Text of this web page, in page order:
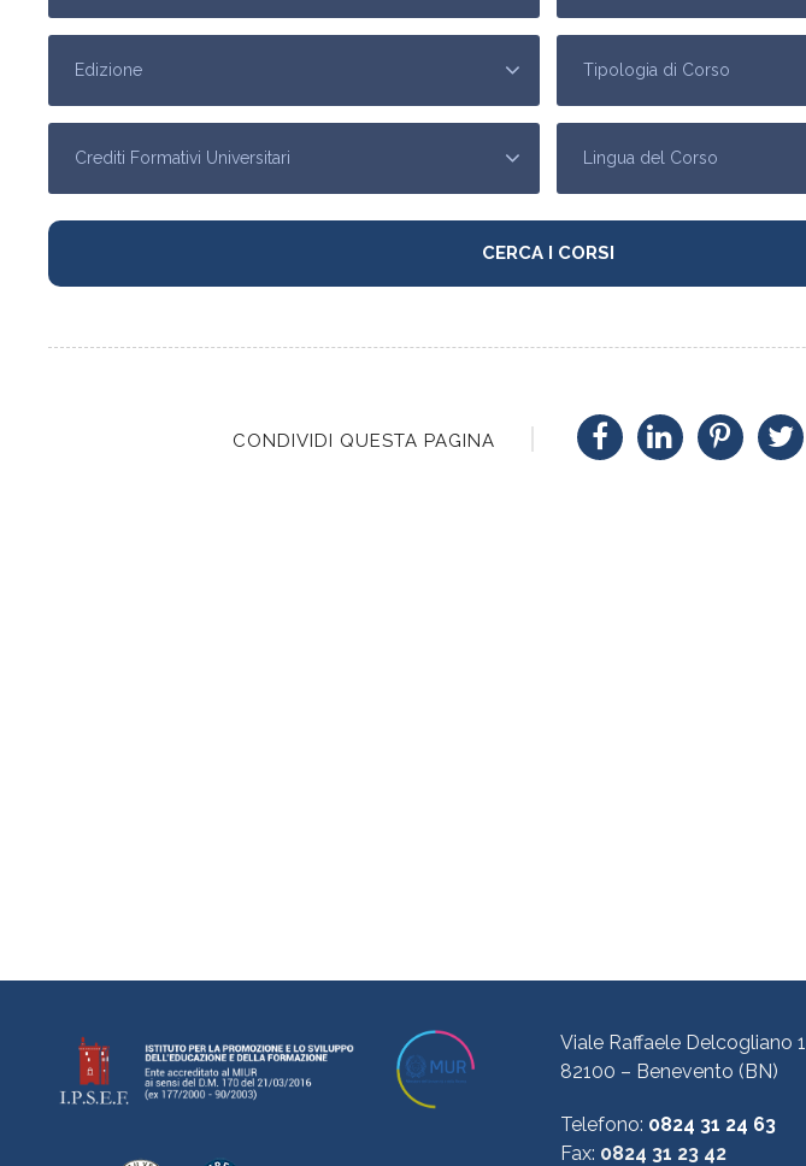
CONDIVIDI QUESTA PAGINA
Viale Raffaele Delcogliano
82100 – Benevento (BN)
Telefono: 0824 31 24 63
Fax: 0824 31 23 42